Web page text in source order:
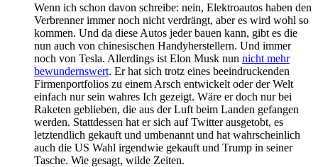
Wenn ich schon davon schreibe: nein, Elektroautos haben den
Verbrenner immer noch nicht verdrängt, aber es wird wohl so
kommen. Und da diese Autos jeder bauen kann, gibt es die
nun auch von chinesischen Handyherstellern. Und immer
noch von Tesla. Allerdings ist Elon Musk nun nicht mehr
bewundernswert. Er hat sich trotz eines beeindruckenden
Firmenportfolios zu einem Arsch entwickelt oder der Welt
einfach nur sein wahres Ich gezeigt. Wäre er doch nur bei
Raketen geblieben, die aus der Luft beim Landen gefangen
werden. Stattdessen hat er sich auf Twitter ausgetobt, es
letztendlich gekauft und umbenannt und hat wahrscheinlich
auch die US Wahl irgendwie gekauft und Trump in seiner
Tasche. Wie gesagt, wilde Zeiten.